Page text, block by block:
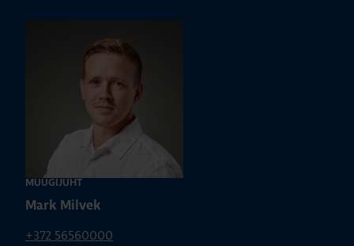
MÜÜGIJUHT
Mark Milvek
+372 56560000